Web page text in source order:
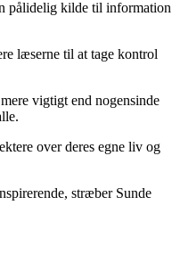
pålidelig kilde til information
læserne til at tage kontrol
vigtigt end nogensinde
over deres egne liv og
stræber Sunde